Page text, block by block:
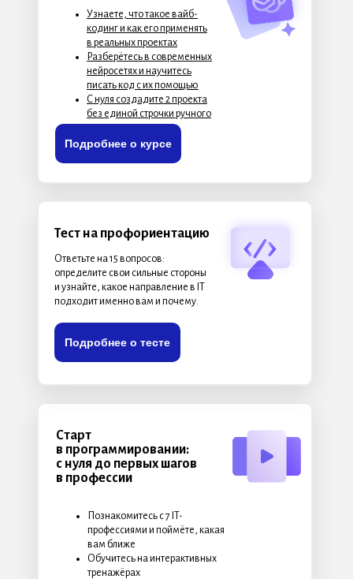
Узнаете, что такое вайб-
кодинг и как его применять
в реальных проектах
Разберётесь в современных
нейросетях и научитесь
писать код с их помощью
С нуля создадите 2 проекта
без единой строчки ручного
Подробнее о курсе
Познакомитесь с 7 IT-
профессиями и поймёте, какая
вам ближе
Обучитесь на интерактивных
тренажёрах
Старт
в программировании:
с нуля до первых шагов
в профессии
Подробнее о тесте
Ответьте на 15 вопросов:
определите свои сильные стороны
и узнайте, какое направление в IT
подходит именно вам и почему.
Тест на профориентацию